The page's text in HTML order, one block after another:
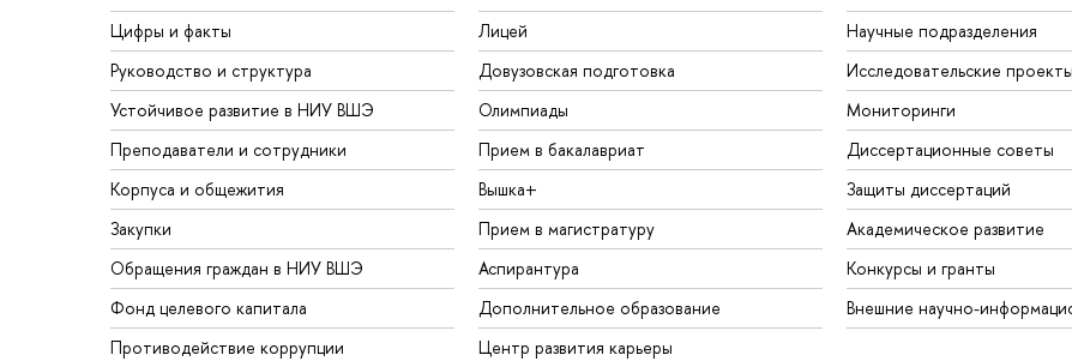
Цифры и факты
Руководство и структура
Устойчивое развитие в НИУ ВШЭ
Преподаватели и сотрудники
Корпуса и общежития
Закупки
Обращения граждан в НИУ ВШЭ
Фонд целевого капитала
Противодействие коррупции
Лицей
Довузовская подготовка
Олимпиады
Прием в бакалавриат
Вышка+
Прием в магистратуру
Аспирантура
Дополнительное образование
Центр развития карьеры
Научные подразделения
Исследовательские проекты
Мониторинги
Диссертационные советы
Защиты диссертаций
Академическое развитие
Конкурсы и гранты
Внешние научно-